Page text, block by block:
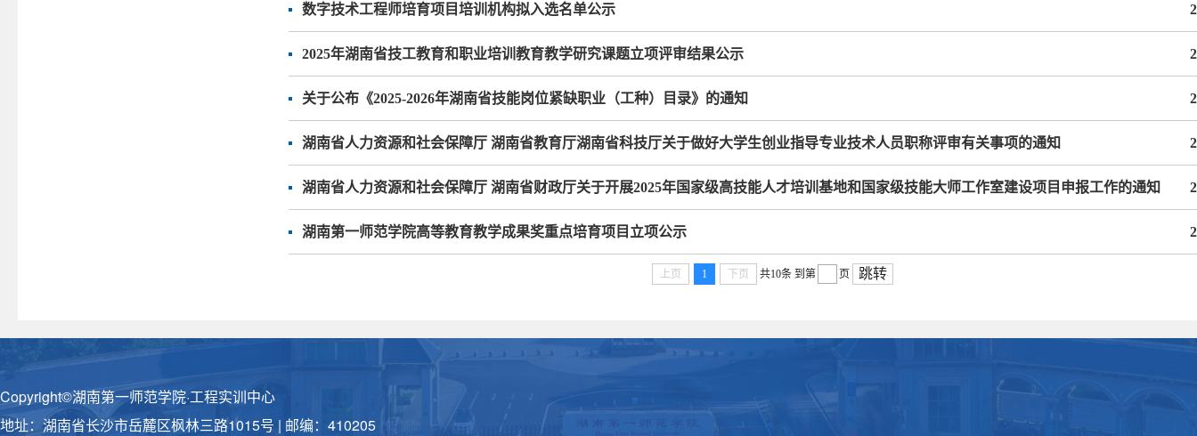
数字技术工程师培育项目培训机构拟入选名单公示
2025年湖南省技工教育和职业培训教育教学研究课题立项评审结果公示
关于公布《2025-2026年湖南省技能岗位紧缺职业（工种）目录》的通知
湖南省人力资源和社会保障厅 湖南省教育厅湖南省科技厅关于做好大学生创业指导专业技术人员职称评审有关事项的通知
湖南省人力资源和社会保障厅 湖南省财政厅关于开展2025年国家级高技能人才培训基地和国家级技能大师工作室建设项目申报工作的通知
湖南第一师范学院高等教育教学成果奖重点培育项目立项公示
上页 1 下页 共10条 到第 页 跳转
Copyright©湖南第一师范学院·工程实训中心
地址：湖南省长沙市岳麓区枫林三路1015号 | 邮编：410205